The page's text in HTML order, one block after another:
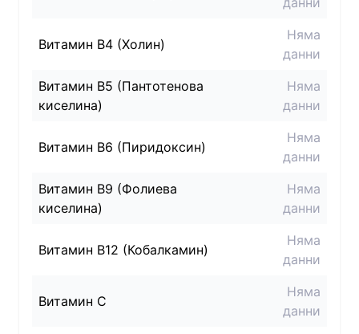
Витамин B4 (Холин)
Няма
данни
Витамин B5 (Пантотенова
киселина)
Няма
данни
Витамин B6 (Пиридоксин)
Няма
данни
Витамин B9 (Фолиева
киселина)
Няма
данни
Витамин B12 (Кобалкамин)
Няма
данни
Витамин C
Няма
данни